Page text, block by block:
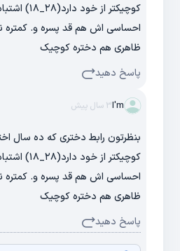
کوچیکتر از
احساسی اش هم قد پسره و. کمتره
ظاهری هم دختره کوچیک
پاسخ دهید
I'm3 سال پیش
بنظرتون رابط دختری که ده سال
کوچیکتر از
احساسی اش هم قد پسره و. کمتره
ظاهری هم دختره کوچیک
پاسخ دهید